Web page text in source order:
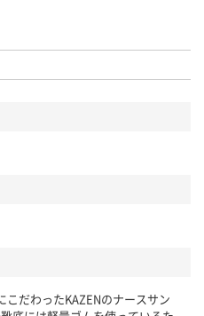
こだわったKAZENのナースサン